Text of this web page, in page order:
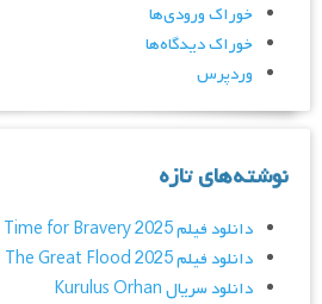
خوراک ورودی‌ها
خوراک دیدگاه‌ها
وردپرس
نوشته‌های تازه
دانلود فیلم A Time for Bravery 2025
دانلود فیلم The Great Flood 2025
دانلود سریال Kurulus Orhan